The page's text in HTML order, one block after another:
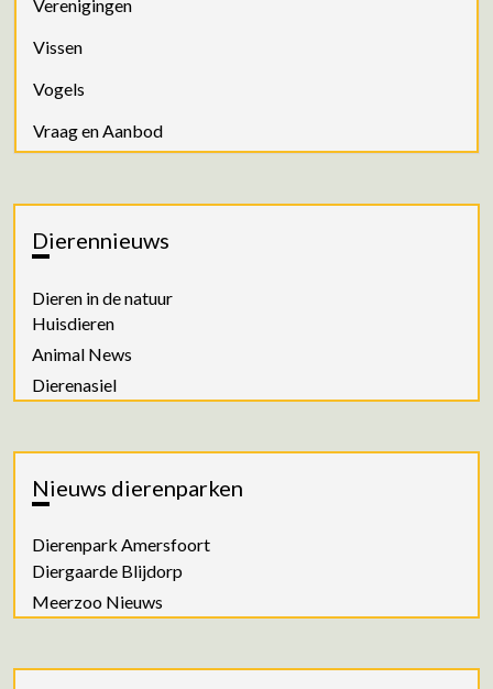
Verenigingen
Vissen
Vogels
Vraag en Aanbod
Dierennieuws
Dieren in de natuur
Huisdieren
Animal News
Dierenasiel
Nieuws dierenparken
Dierenpark Amersfoort
Diergaarde Blijdorp
Meerzoo Nieuws